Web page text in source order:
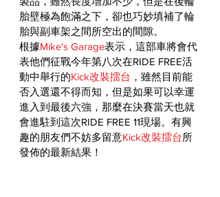
胎壁極為飽滿之下，卻也巧妙填補了輪
胎與副車架之間所空出的間隙。
根據Mike's Garage表示，這部車將會代
表他們征戰今年第八次在RIDE FREE活
動中舉行的Kick改裝擂台 ，雖然目前能
否入選還不得而知，但是如果可以幸運
進入到最後六強，那麼在決賽當天也就
會進駐到這次RIDE FREE 11現場。有興
趣的朋友們不妨多留意Kick改裝擂台所
發佈的最新結果！